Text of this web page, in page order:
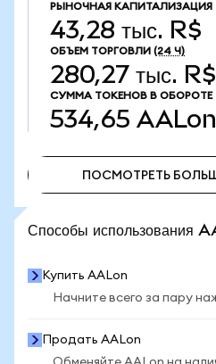
РЫНОЧНАЯ КАПИТАЛИЗАЦИЯ
43,28 тыс. R$
ОБЪЕМ ТОРГОВЛИ (24 Ч)
280,27 тыс. R$
СУММА ТОКЕНОВ В ОБОРОТЕ
534,65 AALon
ПОСМОТРЕТЬ
Способы
Купить AALon
Начните всего за пару
Продать AALon